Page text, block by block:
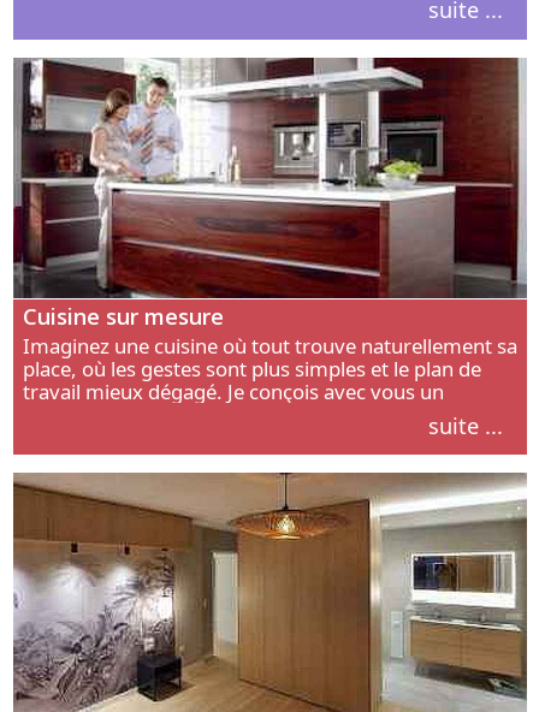
suite ...
Cuisine sur mesure
Imaginez une cuisine où tout trouve naturellement sa
place, où les gestes sont plus simples et le plan de
travail mieux dégagé. Je conçois avec vous un
aménagement adapté à votre manière de cuisiner, de
suite ...